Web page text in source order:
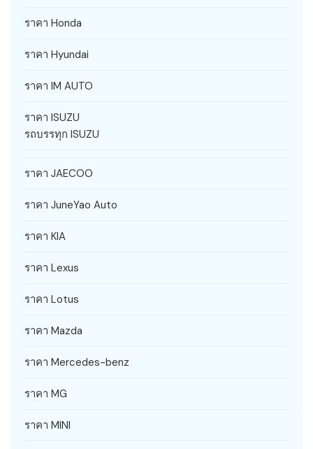
ราคา Honda
ราคา Hyundai
ราคา IM AUTO
ราคา ISUZU
รถบรรทุก ISUZU
ราคา JAECOO
ราคา JuneYao Auto
ราคา KIA
ราคา Lexus
ราคา Lotus
ราคา Mazda
ราคา Mercedes-benz
ราคา MG
ราคา MINI